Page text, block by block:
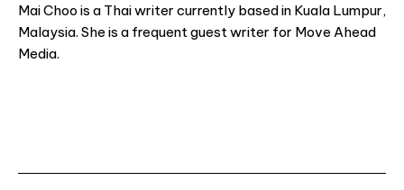
Mai Choo is a Thai writer currently based in Kuala Lumpur,
Malaysia. She is a frequent guest writer for Move Ahead
Media.